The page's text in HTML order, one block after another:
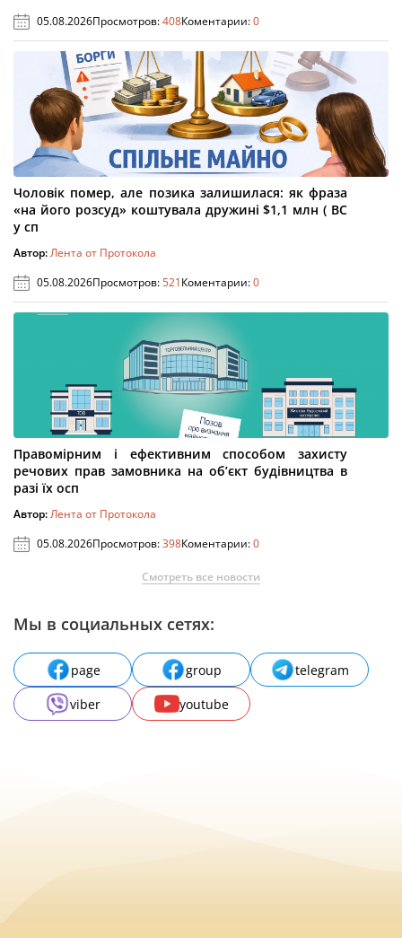
05.08.2026Просмотров:408Коментарии:0
Чоловік помер, але позика залишилася: як фраза
«на його розсуд» коштувала дружині $1,1 млн ( ВС
у сп
Автор:Лента от Протокола
05.08.2026Просмотров:521Коментарии:0
Правомірним і ефективним способом захисту
речових прав замовника на об’єкт будівництва в
разі їх осп
Автор:Лента от Протокола
05.08.2026Просмотров:398Коментарии:0
Смотреть все новости
Мы в социальных сетях:
page group
telegram
viber
youtube